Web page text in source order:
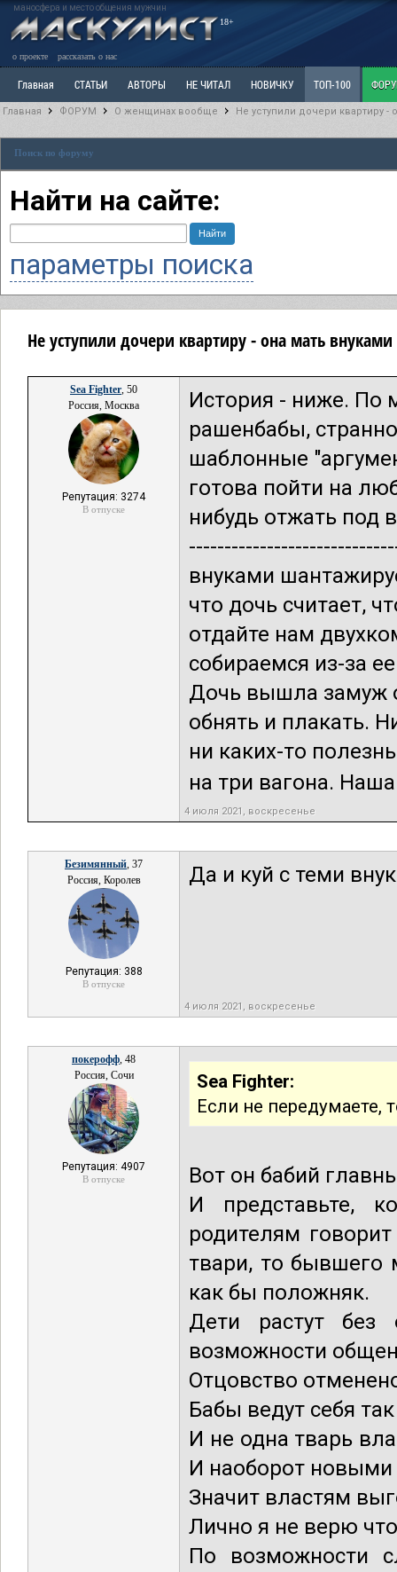
маносфера и место общения мужчин
18+
о проекте рассказать о нас
Главная СТАТЬИ АВТОРЫ НЕ ЧИТАЛ НОВИЧКУ ТОП-100
Ветка: Расстаюсь или Развожусь. САНЧАС Ветка: Наболевшее. Выскажись!
РАЗДЕЛ: Разное
Главная ФОРУМ О женщинах вообще Не уступили дочери квартиру -
Поиск по форуму
Найти на сайте:
параметры поиска
Не уступили дочери квартиру - она мать
Sea Fighter, 50
Россия, Москва
Репутация: 3274
В отпуске
История - ниже. По
рашенбабы,
шаблонные
готова пойти на
нибудь отжать под
внуками
что дочь считает,
отдайте нам
собираемся из-за
Дочь вышла замуж
обнять и плакать.
ни каких-то
на три вагона.
4 июля 2021, воскресенье
Безимянный, 37
Россия, Королев
Репутация: 388
В отпуске
Да и куй с теми
4 июля 2021, воскресенье
покерофф, 48
Россия, Сочи
Репутация: 4907
В отпуске
Sea Fighter:
Если не передумаете,
Вот он бабий
И представьте,
родителям
твари, то бывшего
как бы положняк.
Дети растут
возможности
Отцовство
Бабы ведут себя
И не одна тварь
И наоборот новыми
Значит властям
Лично я не верю
По возможности